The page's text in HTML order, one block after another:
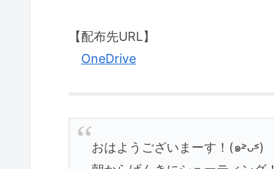
【配布先URL】
OneDrive
おはようございまーす！(๑˃̵ᴗ˂̵)